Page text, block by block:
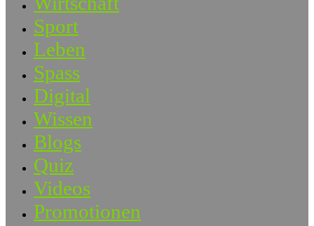
Sport
Leben
Spass
Digital
Wissen
Blogs
Quiz
Videos
Promotionen